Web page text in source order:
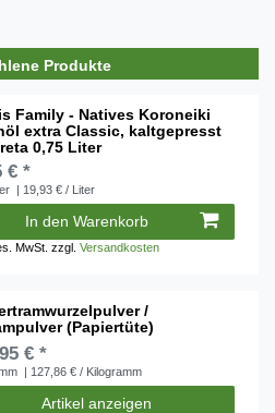
Produkte
Family - Natives Koroneiki
extra Classic, kaltgepresst
0,75 Liter
€ *
| 19,93 € / Liter
In den Warenkorb
MwSt. zzgl.Versandkosten
/
(Papiertüte)
€ *
| 127,86 € / Kilogramm
Artikel anzeigen